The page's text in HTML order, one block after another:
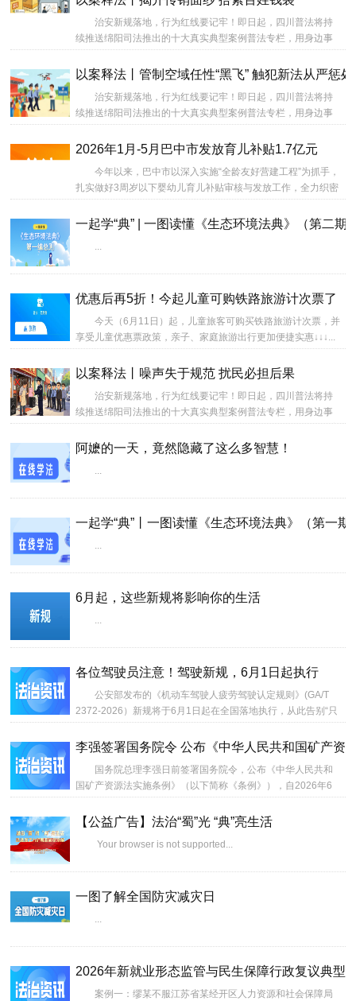
范十条（征求意见稿）》（以下简称《征求意见稿》），自即
日起至7月17日公开征求意见。...
治安新规落地，行为红线要记牢！即日起，四川普法将持
续推送绵阳司法推出的十大真实典型案例普法专栏，用身边事
例、学习法律知识吧。...
以案释法丨管制空域任性“黑飞” 触犯新法从严惩处
治安新规落地，行为红线要记牢！即日起，四川普法将持
续推送绵阳司法推出的十大真实典型案例普法专栏，用身边事
案例、学习法律知识吧。...
2026年1月-5月巴中市发放育儿补贴1.7亿元
今年以来，巴中市以深入实施“全龄友好营建工程”为抓手，
扎实做好3周岁以下婴幼儿育儿补贴审核与发放工作，全力织密
发放补贴17002.89万元，发放率达97%。...
一起学“典” | 一图读懂《生态环境法典》（第二期
...
优惠后再5折！今起儿童可购铁路旅游计次票了
今天（6月11日）起，儿童旅客可购买铁路旅游计次票，并
享受儿童优惠票政策，亲子、家庭旅游出行更加便捷实惠↓↓↓...
以案释法丨噪声失于规范 扰民必担后果
治安新规落地，行为红线要记牢！即日起，四川普法将持
续推送绵阳司法推出的十大真实典型案例普法专栏，用身边事
例、学习法律知识吧。...
阿嬷的一天，竟然隐藏了这么多智慧！
...
一起学“典”丨一图读懂《生态环境法典》（第一期
...
6月起，这些新规将影响你的生活
...
各位驾驶员注意！驾驶新规，6月1日起执行
公安部发布的《机动车驾驶人疲劳驾驶认定规则》(GA/T
2372-2026）新规将于6月1日起在全国落地执行，从此告别“只
判定。...
李强签署国务院令 公布《中华人民共和国矿产资
国务院总理李强日前签署国务院令，公布《中华人民共和
国矿产资源法实施条例》（以下简称《条例》），自2026年6
【公益广告】法治“蜀”光 “典”亮生活
Your browser is not supported...
一图了解全国防灾减灾日
...
2026年新就业形态监管与民生保障行政复议典型
案例一：缪某不服江苏省某经开区人力资源和社会保障局